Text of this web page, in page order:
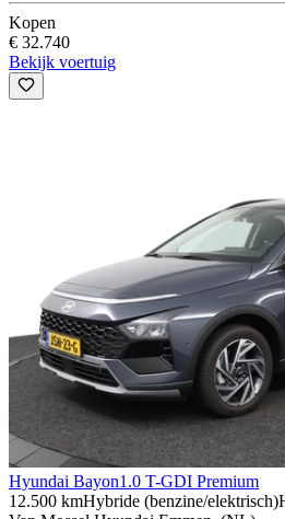
Kopen
€ 32.740
Bekijk voertuig
Hyundai Bayon1.0 T-GDI Premium
12.500 kmHybride (benzine/elektrisch)